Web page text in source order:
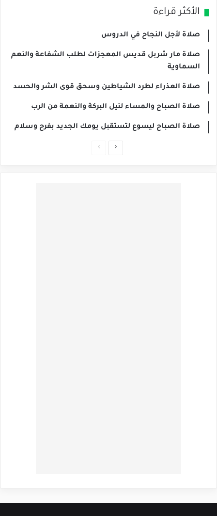
الأكثر قراءة
صلاة لأجل النجاح في الدروس
صلاة مار شربل قديس المعجزات لطلب الشفاعة والنعم
السماوية
صلاة العذراء لطرد الشياطين وسحق قوى الشر والحسد
صلاة الصباح والمساء لنيل البركة والنعمة من الرب
صلاة الصباح ليسوع لتستقبل يومك الجديد بفرح وسلام
الصفحةالصفحة